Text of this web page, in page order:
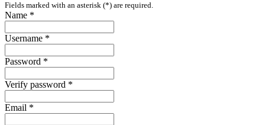
Fields marked with an asterisk (*) are required.
Name *
Username *
Password *
Verify password *
Email *